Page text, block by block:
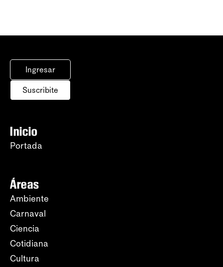
Ingresar
Suscribite
Inicio
Portada
Áreas
Ambiente
Carnaval
Ciencia
Cotidiana
Cultura